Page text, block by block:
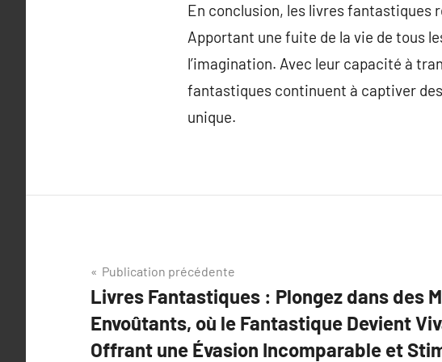
En conclusion, les livres fantastiques
Apportant une fuite de la vie de tous
l’imagination. Avec leur capacité à
fantastiques continuent à captiver
unique.
Navigation
de
l’article
Publication précédente
Livres Fantastiques : Plongez dans des
Envoûtants, où le Fantastique Devient
Offrant une Évasion Incomparable et